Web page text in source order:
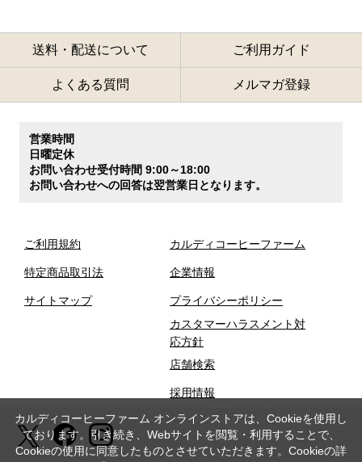
送料・配送について ご利用ガイド
よくある質問 メルマガ登録
営業時間
日曜定休
お問い合わせ受付時間 9:00～18:00
お問い合わせへの回答は翌営業日となります。
ご利用規約
特定商品取引法
サイトマップ
カルディコーヒーファーム
企業情報
プライバシーポリシー
カスタマーハラスメント対
応方針
店舗検索
採用情報
カルディコーヒーファーム オンラインストアは、Cookieを使用し
ております。引き続き、Webサイトを閲覧・利用することで、
Cookieの使用に同意したものとさせていただきます。Cookieの詳